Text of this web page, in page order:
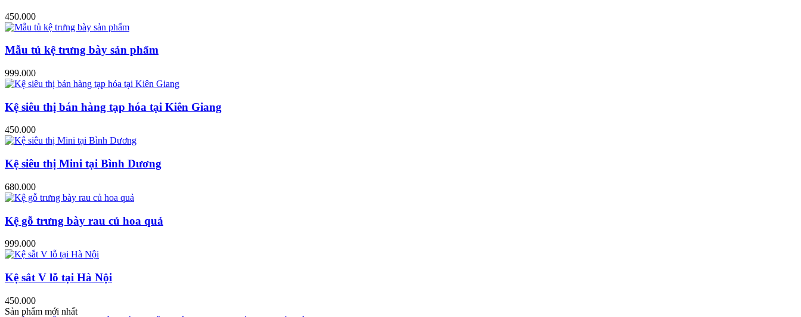
450.000
Mẫu tủ kệ trưng bày sản phẩm
999.000
Kệ siêu thị bán hàng tạp hóa tại Kiên Giang
450.000
Kệ siêu thị Mini tại Bình Dương
680.000
Kệ gỗ trưng bày rau củ hoa quả
999.000
Kệ sắt V lỗ tại Hà Nội
450.000
Sản phẩm mới nhất